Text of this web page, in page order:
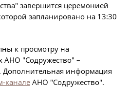
и результаты матчей
завершится церемонией
запланировано на 13:30
к просмотру на
АНО "Содружество" –
. Дополнительная информация
каналеАНО "Содружество".